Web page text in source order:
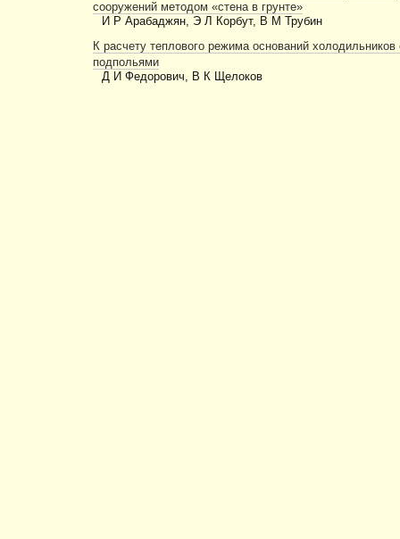
сооружений методом «стена в грунте»
И Р Арабаджян, Э Л Корбут, В М Трубин
К расчету теплового режима ос­нований
подпольями
Д И Федорович, В К Щелоков